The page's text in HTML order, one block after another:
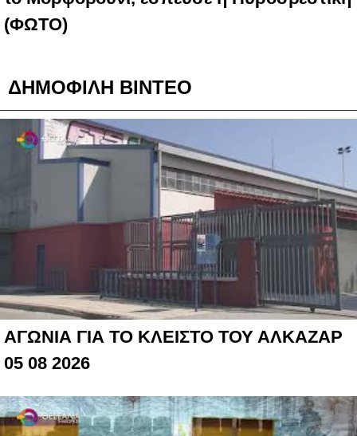
(ΦΩΤΟ)
ΔΗΜΟΦΙΛΗ ΒΙΝΤΕΟ
ΑΓΩΝΙΑ ΓΙΑ ΤΟ ΚΛΕΙΣΤΟ ΤΟΥ ΑΛΚΑΖΑΡ
05 08 2026